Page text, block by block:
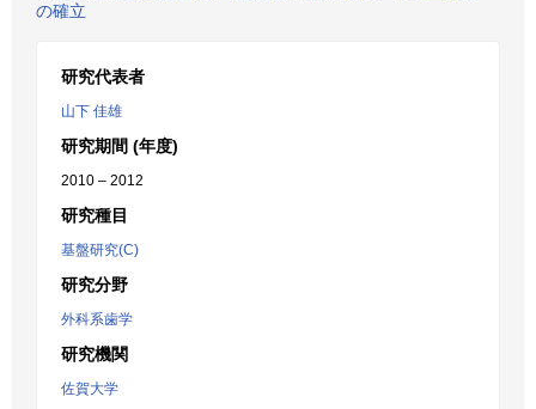
の確立
研究代表者
山下 佳雄
研究期間 (年度)
2010 – 2012
研究種目
基盤研究(C)
研究分野
外科系歯学
研究機関
佐賀大学